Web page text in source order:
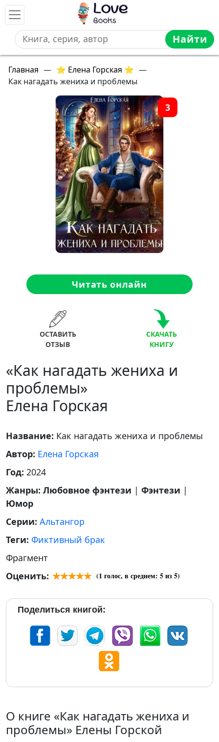
Найти
Главная — ⭐ Елена Горская ⭐ —
Как нагадать жениха и проблемы
3
Читать онлайн
ОСТАВИТЬ
ОТЗЫВ
СКАЧАТЬ
КНИГУ
«Как нагадать жениха и
проблемы»
Елена Горская
Название: Как нагадать жениха и проблемы
Автор: Елена Горская
Год: 2024
Жанры: Любовное фэнтези | Фэнтези |
Юмор
Серии: Альтангор
Теги: Фиктивный брак
Фрагмент
Оценить:
(1 голос, в среднем: 5из 5)
Поделиться книгой:
О книге «Как нагадать жениха и
проблемы» Елены Горской